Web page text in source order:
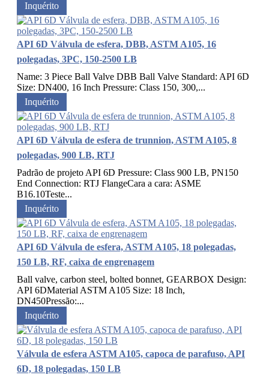
Inquérito
API 6D Válvula de esfera, DBB, ASTM A105, 16
polegadas, 3PC, 150-2500 LB
Name: 3 Piece Ball Valve DBB Ball Valve Standard: API 6D
Size: DN400, 16 Inch Pressure: Class 150, 300,...
Inquérito
API 6D Válvula de esfera de trunnion, ASTM A105, 8
polegadas, 900 LB, RTJ
Padrão de projeto API 6D Pressure: Class 900 LB, PN150
End Connection: RTJ FlangeCara a cara: ASME
B16.10Teste...
Inquérito
API 6D Válvula de esfera, ASTM A105, 18 polegadas,
150 LB, RF, caixa de engrenagem
Ball valve, carbon steel, bolted bonnet, GEARBOX Design:
API 6DMaterial ASTM A105 Size: 18 Inch,
DN450Pressão:...
Inquérito
Válvula de esfera ASTM A105, capoca de parafuso, API
6D, 18 polegadas, 150 LB